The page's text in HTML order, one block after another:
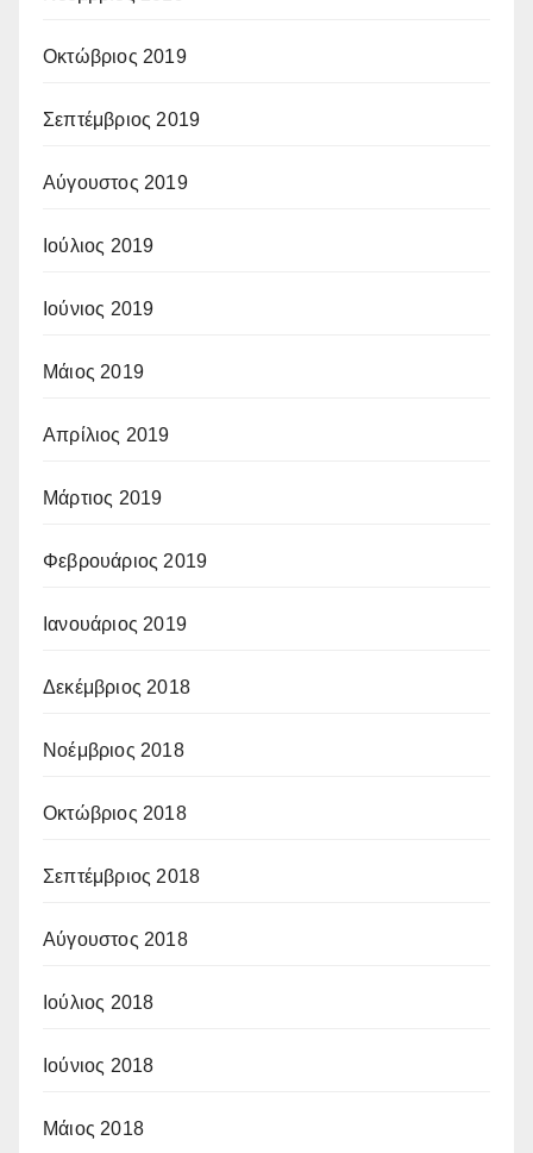
Οκτώβριος 2019
Σεπτέμβριος 2019
Αύγουστος 2019
Ιούλιος 2019
Ιούνιος 2019
Μάιος 2019
Απρίλιος 2019
Μάρτιος 2019
Φεβρουάριος 2019
Ιανουάριος 2019
Δεκέμβριος 2018
Νοέμβριος 2018
Οκτώβριος 2018
Σεπτέμβριος 2018
Αύγουστος 2018
Ιούλιος 2018
Ιούνιος 2018
Μάιος 2018